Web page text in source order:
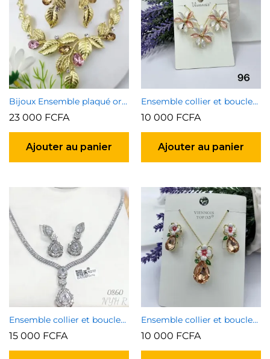
Bijoux Ensemble plaqué or garanti type 2
23 000 FCFA
Ajouter au panier
Ensemble collier et boucles d’oreilles 1
10 000 FCFA
Ajouter au panier
Ensemble collier et boucles d’oreilles 4
15 000 FCFA
Ensemble collier et boucles d’oreilles 3
10 000 FCFA